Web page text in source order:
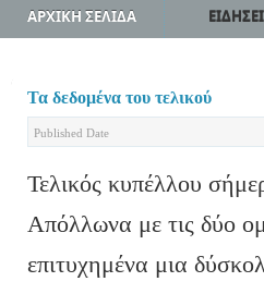
ΑΡΧΙΚΗ ΣΕΛΙΔΑ
Τα δεδομένα του τελικού
Published Date
Τελικός κυπέλλου
Απόλλωνα με τις δύο
επιτυχημένα μια